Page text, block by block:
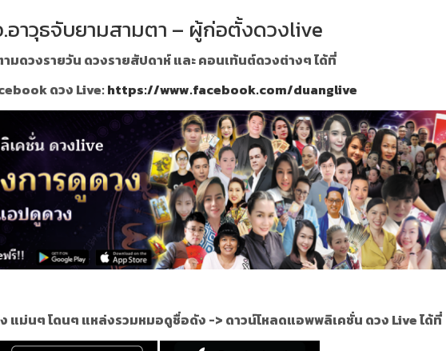
อาวุธจับยามสามตา – ผู้ก่อตั้งดวงlive
มดวงรายวัน ดวงรายสัปดาห์ และ คอนเท้นต์ดวงต่างๆ ได้ที่
ดวง Live:https://www.facebook.com/duanglive
แม่นๆ โดนๆ แหล่งรวมหมอดูชื่อดัง -> ดาวน์โหลดแอพพลิเคชั่น ดวง Live ได้ที่